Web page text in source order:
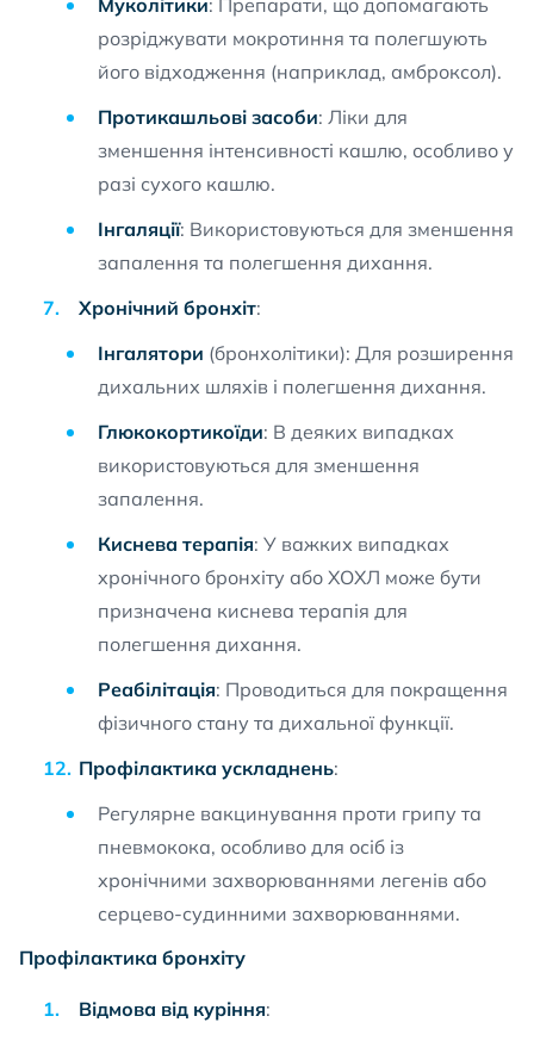
Муколітики: Препарати, що допомагають
розріджувати мокротиння та полегшують
його відходження (наприклад, амброксол).
Протикашльові засоби: Ліки для
зменшення інтенсивності кашлю, особливо у
разі сухого кашлю.
Інгаляції: Використовуються для зменшення
запалення та полегшення дихання.
Хронічний бронхіт:
Інгалятори (бронхолітики): Для розширення
дихальних шляхів і полегшення дихання.
Глюкокортикоїди: В деяких випадках
використовуються для зменшення
запалення.
Киснева терапія: У важких випадках
хронічного бронхіту або ХОХЛ може бути
призначена киснева терапія для
полегшення дихання.
Реабілітація: Проводиться для покращення
фізичного стану та дихальної функції.
Профілактика ускладнень:
Регулярне вакцинування проти грипу та
пневмокока, особливо для осіб із
хронічними захворюваннями легенів або
серцево-судинними захворюваннями.
Профілактика бронхіту
Відмова від куріння: